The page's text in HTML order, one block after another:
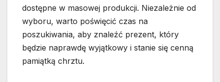
dostępne w masowej produkcji. Niezależnie od
wyboru, warto poświęcić czas na
poszukiwania, aby znaleźć prezent, który
będzie naprawdę wyjątkowy i stanie się cenną
pamiątką chrztu.